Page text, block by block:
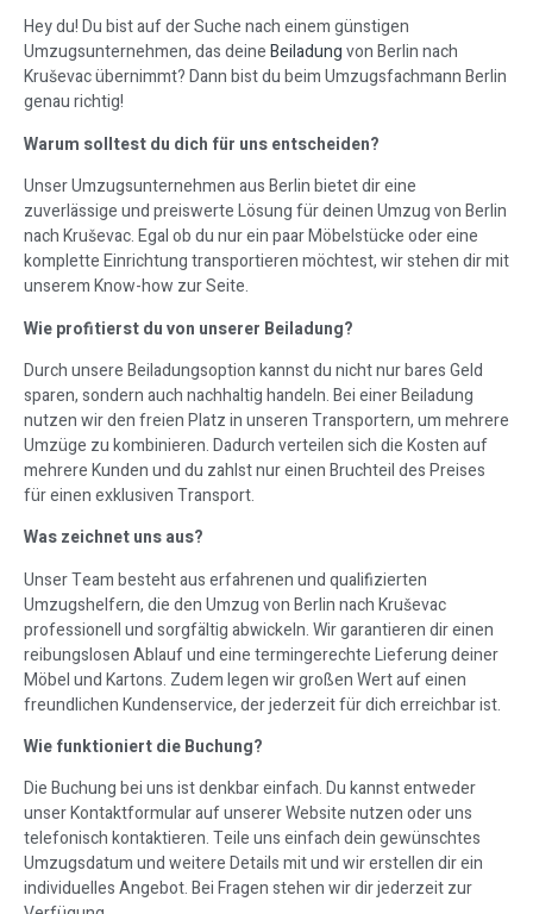
Hey du! Du bist auf der Suche nach einem günstigen
Umzugsunternehmen, das deineBeiladungvon Berlin nach
Kruševac übernimmt? Dann bist du beim Umzugsfachmann Berlin
genau richtig!
Warum solltest du dich für uns entscheiden?
Unser Umzugsunternehmen aus Berlin bietet dir eine
zuverlässige und preiswerte Lösung für deinen Umzug von Berlin
nach Kruševac. Egal ob du nur ein paar Möbelstücke oder eine
komplette Einrichtung transportieren möchtest, wir stehen dir mit
unserem Know-how zur Seite.
Wie profitierst du von unserer Beiladung?
Durch unsere Beiladungsoption kannst du nicht nur bares Geld
sparen, sondern auch nachhaltig handeln. Bei einer Beiladung
nutzen wir den freien Platz in unseren Transportern, um mehrere
Umzüge zu kombinieren. Dadurch verteilen sich die Kosten auf
mehrere Kunden und du zahlst nur einen Bruchteil des Preises
für einen exklusiven Transport.
Was zeichnet uns aus?
Unser Team besteht aus erfahrenen und qualifizierten
Umzugshelfern, die den Umzug von Berlin nach Kruševac
professionell und sorgfältig abwickeln. Wir garantieren dir einen
reibungslosen Ablauf und eine termingerechte Lieferung deiner
Möbel und Kartons. Zudem legen wir großen Wert auf einen
freundlichen Kundenservice, der jederzeit für dich erreichbar ist.
Wie funktioniert die Buchung?
Die Buchung bei uns ist denkbar einfach. Du kannst entweder
unser Kontaktformular auf unserer Website nutzen oder uns
telefonisch kontaktieren. Teile uns einfach dein gewünschtes
Umzugsdatum und weitere Details mit und wir erstellen dir ein
individuelles Angebot. Bei Fragen stehen wir dir jederzeit zur